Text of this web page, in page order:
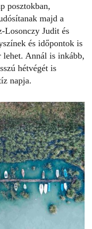
posztokban,
majd a
Losonczy Judit és
és időpontok is
Annál is inkább,
hétvégét is
napja.